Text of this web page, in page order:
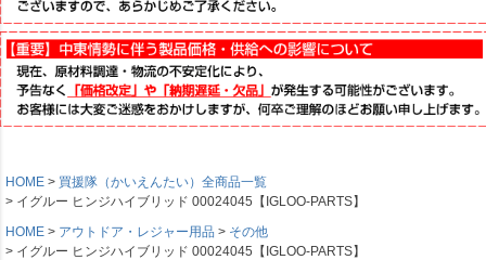
HOME
買援隊（かいえんたい）全商品一覧
イグルー ヒンジハイブリッド 00024045【IGLOO-PARTS】
HOME
アウトドア・レジャー用品
その他
イグルー ヒンジハイブリッド 00024045【IGLOO-PARTS】